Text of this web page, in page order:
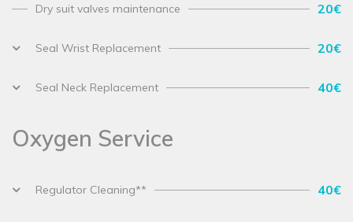
Dry suit valves maintenance 20€
Seal Wrist Replacement 20€
Seal Neck Replacement 40€
Oxygen Service
Regulator Cleaning** 40€